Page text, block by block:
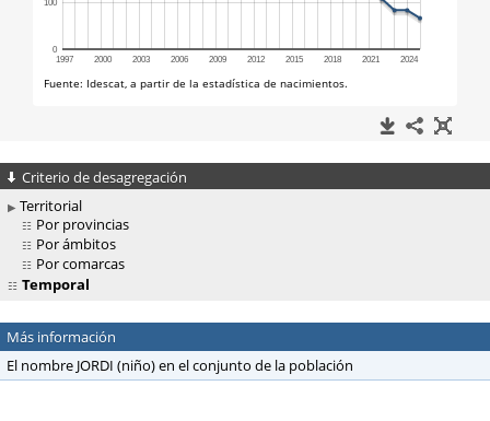
Criterio de desagregación
Territorial
Por provincias
Por ámbitos
Por comarcas
Temporal
Más información
El nombre JORDI (niño) en el conjunto de la población